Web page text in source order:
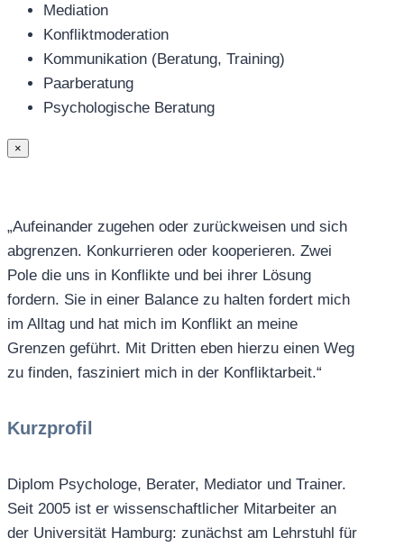
Mediation
Konfliktmoderation
Kommunikation (Beratung, Training)
Paarberatung
Psychologische Beratung
×
„Aufeinander zugehen oder zurückweisen und sich
abgrenzen. Konkurrieren oder kooperieren. Zwei
Pole die uns in Konflikte und bei ihrer Lösung
fordern. Sie in einer Balance zu halten fordert mich
im Alltag und hat mich im Konflikt an meine
Grenzen geführt. Mit Dritten eben hierzu einen Weg
zu finden, fasziniert mich in der Konfliktarbeit.“
Kurzprofil
Diplom Psychologe, Berater, Mediator und Trainer.
Seit 2005 ist er wissenschaftlicher Mitarbeiter an
der Universität Hamburg: zunächst am Lehrstuhl für